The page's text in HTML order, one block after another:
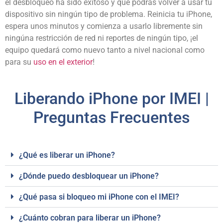
el desbloqueo ha sido exitoso y que podrás volver a usar tu
dispositivo sin ningún tipo de problema. Reinicia tu iPhone,
espera unos minutos y comienza a usarlo libremente sin
ningúna restricción de red ni reportes de ningún tipo, ¡el
equipo quedará como nuevo tanto a nivel nacional como
para su uso en el exterior!
Liberando iPhone por IMEI |
Preguntas Frecuentes
¿Qué es liberar un iPhone?
¿Dónde puedo desbloquear un iPhone?
¿Qué pasa si bloqueo mi iPhone con el IMEI?
¿Cuánto cobran para liberar un iPhone?